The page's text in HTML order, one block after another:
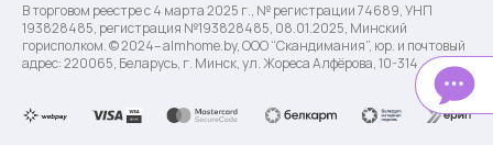
В торговом реестре с 4 марта 2025 г., № регистрации 74689, УНП
193828485, регистрация №193828485, 08.01.2025, Минский
горисполком. © 2024– almhome.by, ООО “Скандимания”, юр. и почтовый
адрес: 220065, Беларусь, г. Минск, ул. Жореса Алфёрова, 10-314